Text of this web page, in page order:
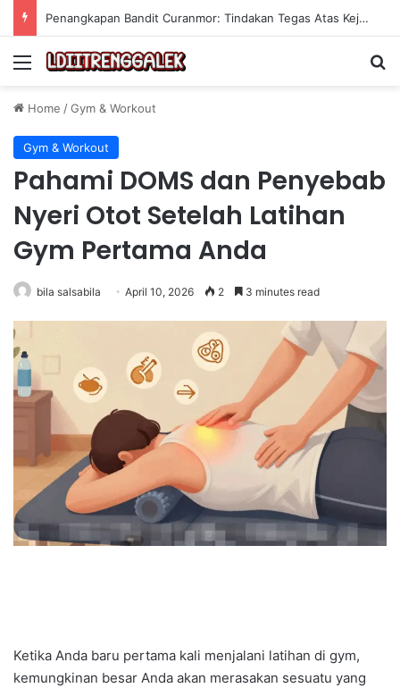
Penangkapan Bandit Curanmor: Tindakan Tegas Atas Kejahatan Sepeda Motor
Menu
Home /Gym & Workout
Gym & Workout
Pahami DOMS dan Penyebab
Nyeri Otot Setelah Latihan
Gym Pertama Anda
bila salsabila April 10, 2026 2 3 minutes read
Ketika Anda baru pertama kali menjalani latihan di gym,
kemungkinan besar Anda akan merasakan sesuatu yang